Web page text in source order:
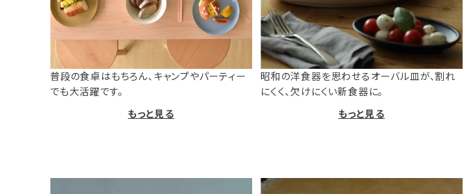
普段の食卓はもちろん、キャンプやパーティー
でも大活躍です。
もっと見る
昭和の洋食器を思わせるオーバル皿が、割れ
にくく、欠けにくい新食器に。
もっと見る